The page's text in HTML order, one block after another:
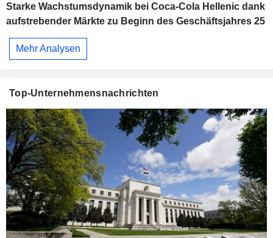
Starke Wachstumsdynamik bei Coca-Cola Hellenic dank
aufstrebender Märkte zu Beginn des Geschäftsjahres 25
Mehr Analysen
Top-Unternehmensnachrichten